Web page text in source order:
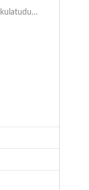
Kolore bikoitzeko tapa artikulatudun ontziak